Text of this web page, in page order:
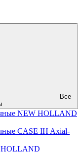
Все
NEW HOLLAND
CASE IH Axial-
HOLLAND